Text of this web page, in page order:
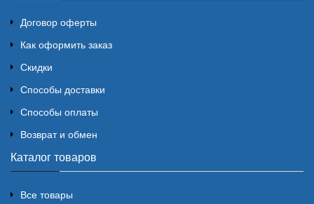
Договор оферты
Как оформить заказ
Скидки
Способы доставки
Способы оплаты
Возврат и обмен
Каталог товаров
Все товары